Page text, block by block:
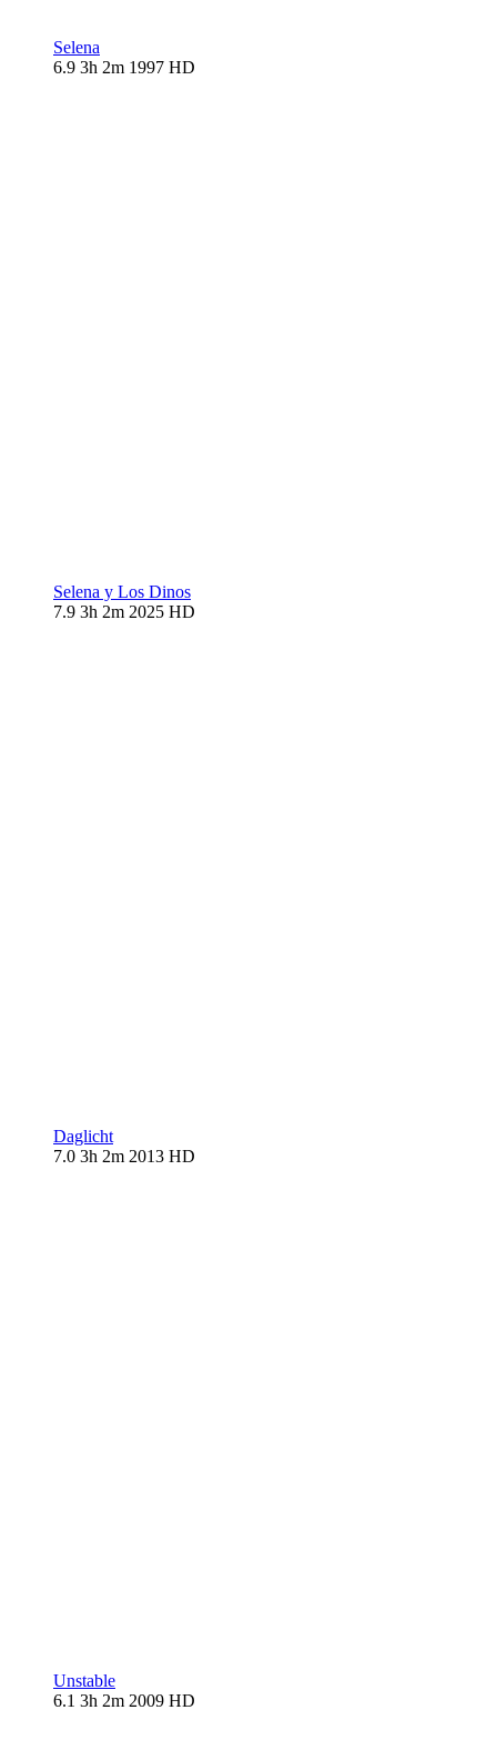
Selena
6.9 3h 2m 1997 HD
Selena y Los Dinos
7.9 3h 2m 2025 HD
Daglicht
7.0 3h 2m 2013 HD
Unstable
6.1 3h 2m 2009 HD